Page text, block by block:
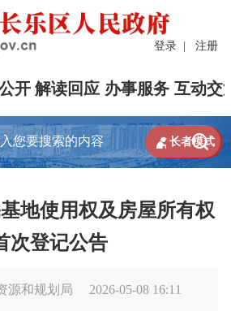
登录 | 注册
开 解读回应 办事服务 互动交

 长者模式
地使用权及房屋所有权
次登记公告
源和规划局 2026-05-08 16:11